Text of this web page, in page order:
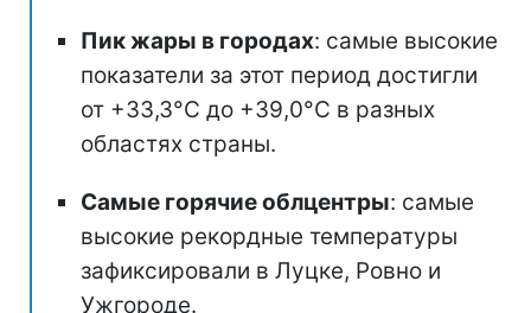
Пик жары в городах: самые высокие
показатели за этот период достигли
от +33,3°C до +39,0°C в разных
областях страны.
Самые горячие облцентры: самые
высокие рекордные температуры
зафиксировали в Луцке, Ровно и
Ужгороде.